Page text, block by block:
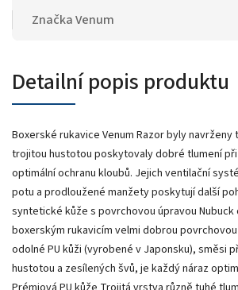
ZnačkaVenum
Detailní popis produktu
Boxerské rukavice Venum Razor byly navrženy
trojitou hustotou poskytovaly dobré tlumení při
optimální ochranu kloubů. Jejich ventilační
potu a prodloužené manžety poskytují další
syntetické kůže s povrchovou úpravou
boxerským rukavicím velmi dobrou
odolné PU kůži (vyrobené v Japonsku), směsi
hustotou a zesílených švů, je každý náraz